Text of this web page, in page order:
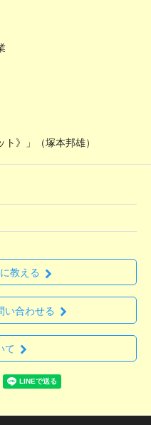
ト》」（塚本邦雄）
教える
い合わせる
て